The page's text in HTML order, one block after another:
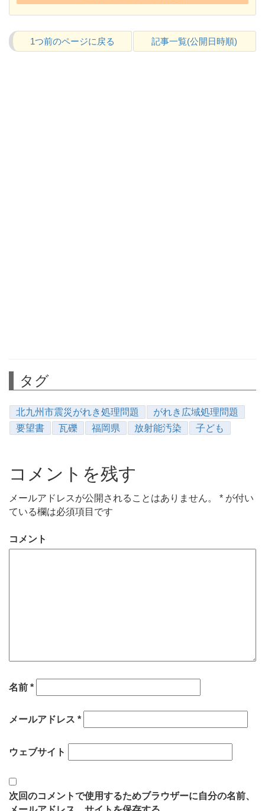
1つ前のページに戻る 記事一覧(公開日時順)
タグ
北九州市震災がれき処理問題
がれき広域処理問題
要望書
瓦礫 福岡県 放射能汚染 子ども
コメントを残す
メールアドレスが公開されることはありません。 * が付い
ている欄は必須項目です
コメント
名前 *
メールアドレス *
ウェブサイト
次回のコメントで使用するためブラウザーに自分の名前、